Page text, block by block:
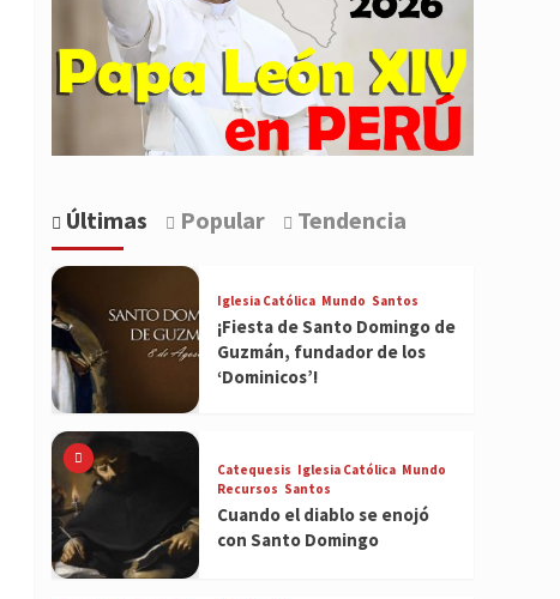
Últimas Popular Tendencia
Iglesia Católica Mundo Santos
¡Fiesta de Santo Domingo de
Guzmán, fundador de los
‘Dominicos’!
Catequesis Iglesia Católica Mundo
Recursos Santos
Cuando el diablo se enojó
con Santo Domingo